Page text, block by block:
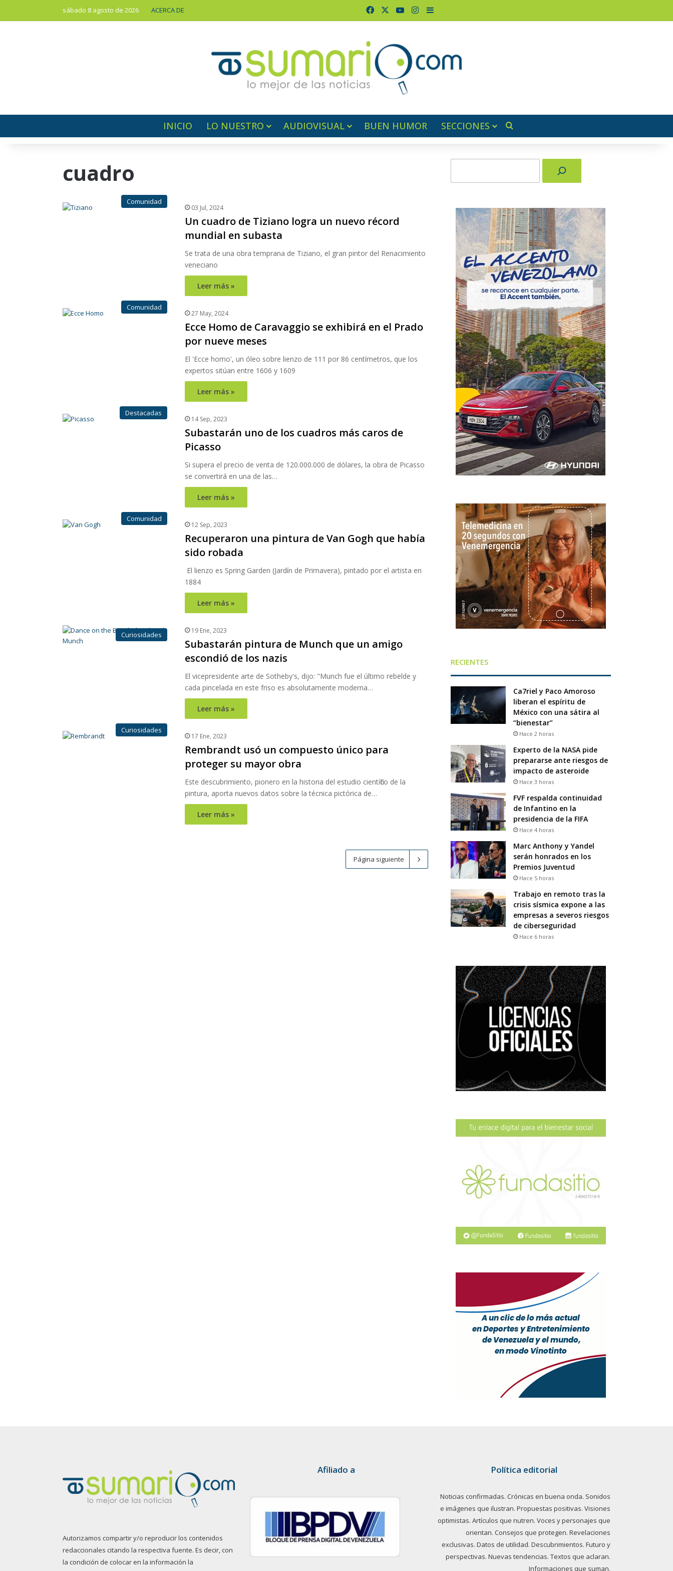
sábado 8 agosto de 2026 ACERCA DE FacebookYouTubeInstagram
Barra lateral
INICIO LO NUESTRO AUDIOVISUAL BUEN HUMOR SECCIONES
cuadro
Comunidad
03 Jul, 2024
Un cuadro de Tiziano logra un nuevo récord
mundial en subasta
Se trata de una obra temprana de Tiziano, el gran pintor del Renacimiento
veneciano
Leer más »
Comunidad
27 May, 2024
Ecce Homo de Caravaggio se exhibirá en el Prado
por nueve meses
El 'Ecce homo', un óleo sobre lienzo de 111 por 86 centímetros, que los
expertos sitúan entre 1606 y 1609
Leer más »
Destacadas
14 Sep, 2023
Subastarán uno de los cuadros más caros de
Picasso
Si supera el precio de venta de 120.000.000 de dólares, la obra de Picasso
se convertirá en una de las…
Leer más »
Comunidad
12 Sep, 2023
Recuperaron una pintura de Van Gogh que había
sido robada
El lienzo es Spring Garden (Jardín de Primavera), pintado por el artista en
1884
Leer más »
Curiosidades 19 Ene, 2023
Subastarán pintura de Munch que un amigo
escondió de los nazis
El vicepresidente arte de Sotheby's, dijo: "Munch fue el último rebelde y
cada pincelada en este friso es absolutamente moderna…
Leer más »
Curiosidades
17 Ene, 2023
Rembrandt usó un compuesto único para
proteger su mayor obra
Este descubrimiento, pionero en la historia del estudio científico de la
pintura, aporta nuevos datos sobre la técnica pictórica de…
Leer más »
Página siguiente
RECIENTES
Ca7riel y Paco Amoroso
liberan el espíritu de
México con una sátira al
“bienestar”
Hace 2 horas
Experto de la NASA pide
prepararse ante riesgos de
impacto de asteroide
Hace 3 horas
FVF respalda continuidad
de Infantino en la
presidencia de la FIFA
Hace 4 horas
Marc Anthony y Yandel
serán honrados en los
Premios Juventud
Hace 5 horas
Trabajo en remoto tras la
crisis sísmica expone a las
empresas a severos riesgos
de ciberseguridad
Hace 6 horas
Autorizamos compartir y/o reproducir los contenidos
redaccionales citando la respectiva fuente. Es decir, con
la condición de colocar en la información la
Afiliado a Política editorial
Noticias confirmadas. Crónicas en buena onda. Sonidos
e imágenes que ilustran. Propuestas positivas. Visiones
optimistas. Artículos que nutren. Voces y personajes que
orientan. Consejos que protegen. Revelaciones
exclusivas. Datos de utilidad. Descubrimientos. Futuro y
perspectivas. Nuevas tendencias. Textos que aclaran.
Informaciones que suman.